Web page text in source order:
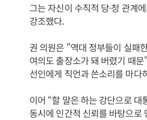
그는 자신이 수직적 당·청 관계
강조했다.
권 의원은 "역대 정부들이 실패
여의도 출장소가 돼 버렸기 때
선인에게 직언과 쓴소리를 마다
이어 “할 말은 하는 강단으로
동시에 인간적 신뢰를 바탕으